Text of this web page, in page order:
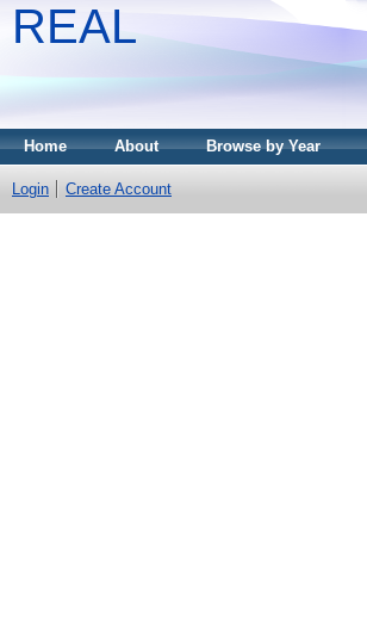
REAL
Home About Browse by Year
Login Create Account